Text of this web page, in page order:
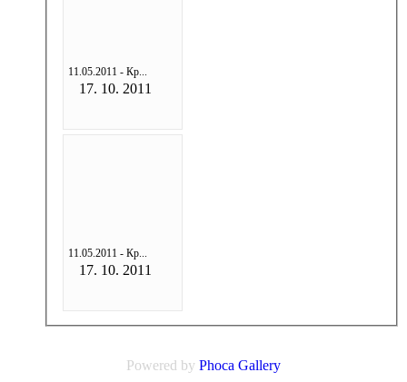
11.05.2011 - Кр...
17. 10. 2011
11.05.2011 - Кр...
17. 10. 2011
Powered by Phoca Gallery